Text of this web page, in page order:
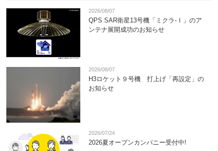
2026/08/07
QPS SAR衛星13号機「ミクラ-Ⅰ」のア
ンテナ展開成功のお知らせ
2026/08/07
H3ロケット９号機 打上げ「再設定」の
お知らせ
2026/07/24
2026夏オープンカンパニー受付中!